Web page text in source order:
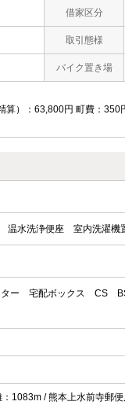
借家区分
取引態様
バイク置き場
）：63,800円 町費：350
温水洗浄便座 室内洗濯機
ー 宅配ボックス CS
1083m / 熊本上水前寺郵